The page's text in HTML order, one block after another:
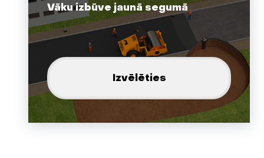
Vāku izbūve jaunā segumā
Izvēlēties